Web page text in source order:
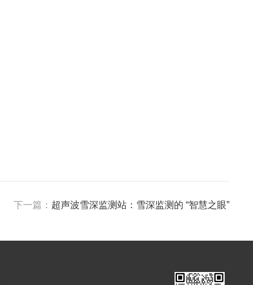
下一篇： 超声波雪深监测站：雪深监测的 “智慧之眼”